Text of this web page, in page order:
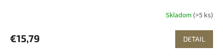
Skladom (>5 ks)
€15,79 DETAIL